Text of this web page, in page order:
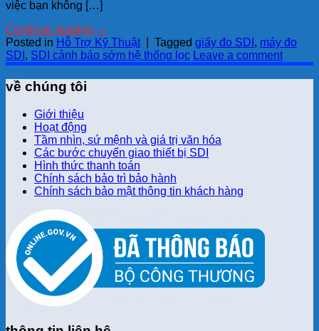
việc bạn không […]
Continue reading →
Posted in Hỗ Trợ Kỹ Thuật Tagged giấy đo SDI , máy đo
SDI , SDI cảnh báo sớm hệ thống lọc Leave a comment
về chúng tôi
Giới thiệu
Hoạt động
Tầm nhìn, sứ mệnh và giá trị văn hóa
Các bước chuyển giao thiết bị SDI
Hình thức thanh toán
Chính sách bảo trì bảo hành
Chính sách bảo mật thông tin khách hàng